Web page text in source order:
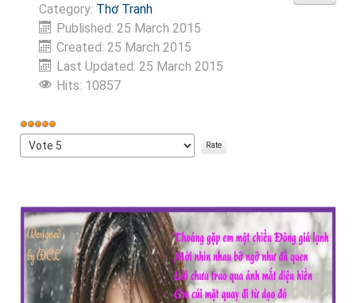
Category: Thơ Tranh
Published: 25 March 2015
Created: 25 March 2015
Last Updated: 25 March 2015
Hits: 10857
User
Rating:
Please
Rate